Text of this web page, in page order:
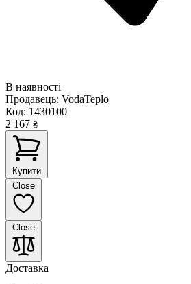
В наявності
Продавець: VodaTeplo
Код: 1430100
2 167 ₴
Купити
Close
Close
Доставка